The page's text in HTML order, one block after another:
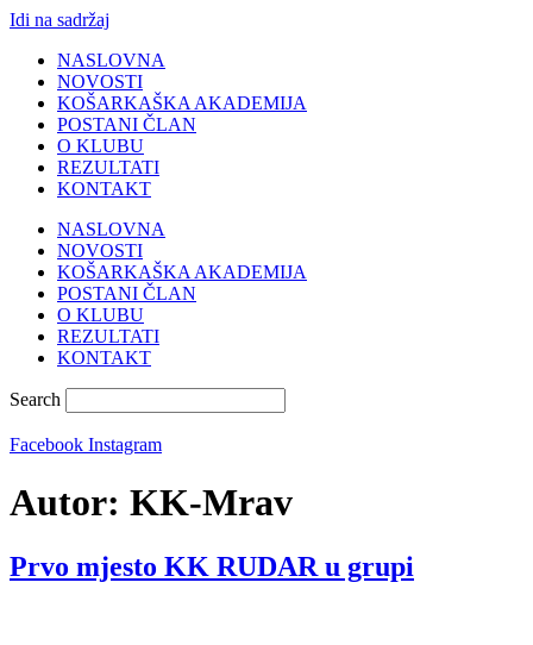
Idi na sadržaj
NASLOVNA
NOVOSTI
KOŠARKAŠKA AKADEMIJA
POSTANI ČLAN
O KLUBU
REZULTATI
KONTAKT
NASLOVNA
NOVOSTI
KOŠARKAŠKA AKADEMIJA
POSTANI ČLAN
O KLUBU
REZULTATI
KONTAKT
Search
Facebook Instagram
Autor: KK-Mrav
Prvo mjesto KK RUDAR u grupi